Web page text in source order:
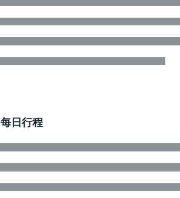
每日行程